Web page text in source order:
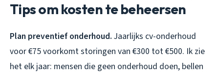
Tips om kosten te beheersen
Plan preventief onderhoud. Jaarlijks cv-onderhoud
voor €75 voorkomt storingen van €300 tot €500. Ik zie
het elk jaar: mensen die geen onderhoud doen, bellen